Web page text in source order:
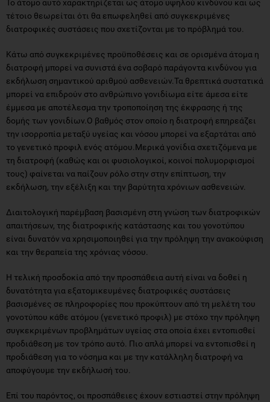
Το άτομο αυτό χαρακτηρίζεται ως άτομο υψηλού κινδύνου και ως
τέτοιο θεωρείται ότι θα επωφεληθεί από συγκεκριμένες
διατροφικές συστάσεις που σχετίζονται με το πρόβλημά του.
Κάτω από συγκεκριμένες προϋποθέσεις και σε ορισμένα άτομα η
διατροφή μπορεί να συνιστά ένα σοβαρό παράγοντα κινδύνου για
εκδήλωση σημαντικού αριθμού ασθενειών.Τα θρεπτικά συστατικά
μπορεί να επιδρούν στο ανθρώπινο γονιδίωμα είτε άμεσα είτε
έμμεσα με αποτέλεσμα την τροποποίηση της έκφρασης ή της
δομής των γονιδίων.Ο βαθμός στον οποίο η διατροφή επηρεάζει
την ισορροπία μεταξύ υγείας και νόσου μπορεί να εξαρτάται από
το γενετικό προφιλ ενός ατόμου.Μερικά γονίδια σχετιζόμενα με
τη διατροφή (καθώς και οι φυσιολογικοί, κοινοί πολυμορφισμοί
τους) φαίνεται να παίζουν ρόλο στην στην επίπτωση, την
εκδήλωση, την εξέλιξη και την βαρύτητα χρόνιων ασθενειών.
Διαιτολογική παρέμβαση βασισμένη στη γνώση των διατροφικών
απαιτήσεων, της διατροφικής κατάστασης και του γονοτύπου
είναι δυνατόν να χρησιμοποιηθεί για την πρόληψη την ανακούφιση
και την θεραπεία της χρόνιας νόσου.
Η τελική προσδοκία από την προσπάθεια αυτή είναι να δοθεί η
δυνατότητα για εξατομικευμένες διατροφικές συστάσεις
βασισμένες σε πληροφορίες που προκύπτουν από τη μελέτη του
γονοτύπου κάθε ατόμου (γενετικό προφιλ) με στόχο την πρόληψη
συγκεκριμένων προβλημάτων υγείας στα οποία έχει εντοπισθεί
προδιάθεση με τον τρόπο αυτό. Πιο απλά μπορεί να εντοπισθεί η
προδιάθεση για το νόσημα και με την κατάλληλη διατροφή να
αποφύγουμε την εκδήλωσή του.
Επί του παρόντος, οι προσπάθειες έχουν εστιαστεί στην πρόληψη